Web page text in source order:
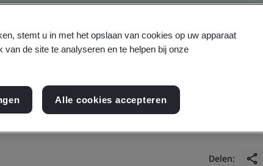
and Verification
Delen:
stemt u in met het opslaan van cookies op uw apparaat
de site te analyseren en te helpen bij onze
Alle cookies accepteren